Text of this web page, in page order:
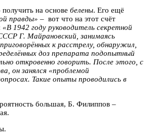
на основе белены. Его ещё
правды» – вот что на этот счёт
«В 1942 году руководитель секретной
Г. Майрановский, занимаясь
к расстрелу, обнаружил,
доз препарата подопытный
откровенно говорить. После этого, с
он занялся «проблемой
Такие опыты проводились в
большая, Б. Филиппов –